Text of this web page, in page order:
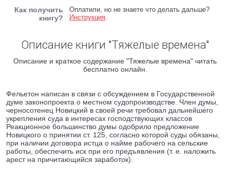
Как получить
книгу?
Оплатили, но не знаете что делать дальше?
Инструкция.
Описание книги "Тяжелые времена"
Описание и краткое содержание "Тяжелые времена" читать
бесплатно онлайн.
Фельетон написан в связи с обсуждением в Государственной
думе законопроекта о местном судопроизводстве. Член думы,
черносотенец Новицкий в своей речи требовал дальнейшего
укрепления суда в интересах господствующих классов
Реакционное большинство думы одобрило предложение
Новицкого о принятии ст. 125, согласно которой суды обязаны,
при наличии договора истца о найме рабочего на сельские
работы, обеспечить иск при его предъявления (т. е. наложить
арест на причитающийся заработок).